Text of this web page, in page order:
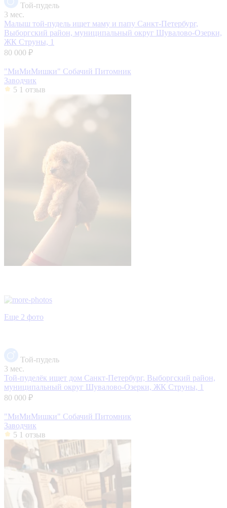
Той-пудель
3 мес.
Малыш той-пудель ищет маму и папу Санкт-Петербург,
Выборгский район, муниципальный округ Шувалово-Озерки,
ЖК Струны, 1
80 000 ₽
"МиМиМишки" Собачий Питомник
Заводчик
5 1 отзыв
Еще 2 фото
Той-пудель
3 мес.
Той-пуделёк ищет дом Санкт-Петербург, Выборгский район,
муниципальный округ Шувалово-Озерки, ЖК Струны, 1
80 000 ₽
"МиМиМишки" Собачий Питомник
Заводчик
5 1 отзыв